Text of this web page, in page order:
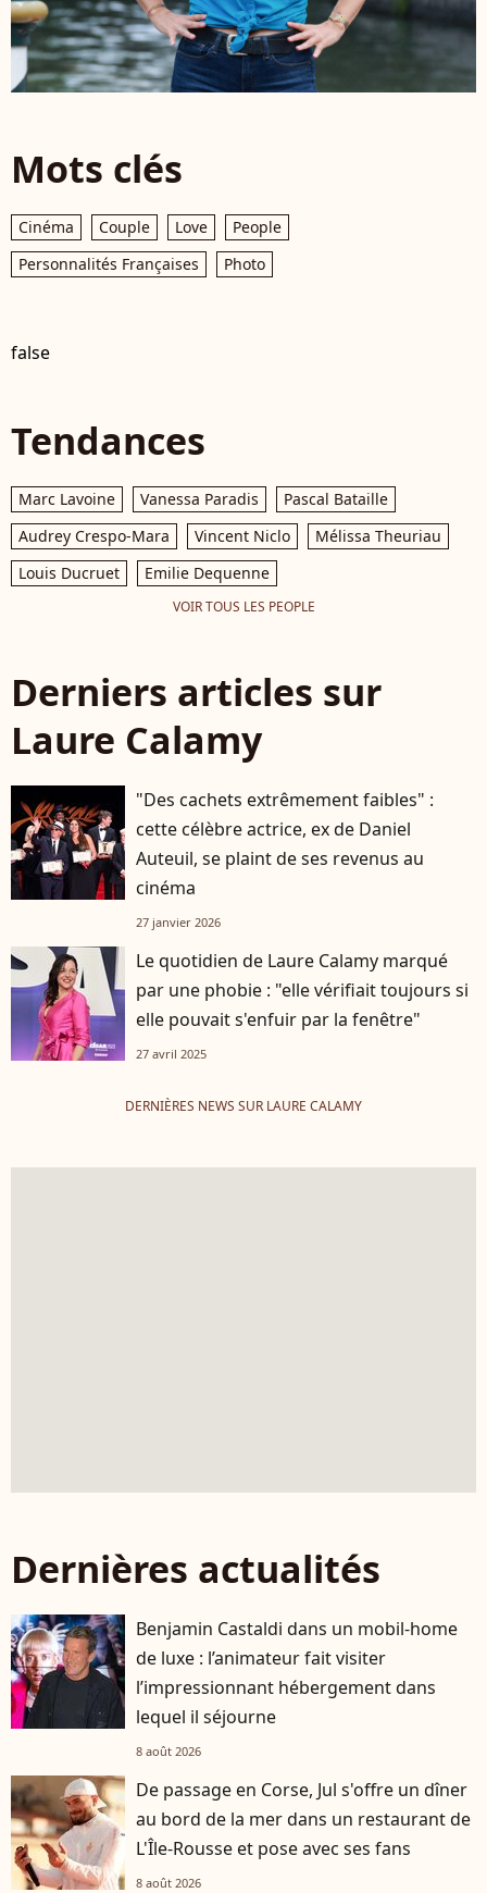
Mots clés
Cinéma Couple Love
People
Personnalités Françaises
Photo
false
Tendances
Marc Lavoine Vanessa Paradis
Pascal Bataille
Audrey Crespo-Mara
Vincent Niclo
Mélissa Theuriau
Louis Ducruet
Emilie Dequenne
VOIR TOUS LES PEOPLE
Derniers articles sur
Laure Calamy
"Des cachets extrêmement faibles" :
cette célèbre actrice, ex de Daniel
Auteuil, se plaint de ses revenus au
cinéma
27 janvier 2026
Le quotidien de Laure Calamy marqué
par une phobie : "elle vérifiait toujours si
elle pouvait s'enfuir par la fenêtre"
27 avril 2025
DERNIÈRES NEWS SUR LAURE CALAMY
Dernières actualités
Benjamin Castaldi dans un mobil-home
de luxe : l’animateur fait visiter
l’impressionnant hébergement dans
lequel il séjourne
8 août 2026
De passage en Corse, Jul s'offre un dîner
au bord de la mer dans un restaurant de
L'Île-Rousse et pose avec ses fans
8 août 2026